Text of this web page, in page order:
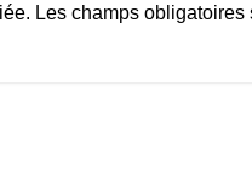
Les champs